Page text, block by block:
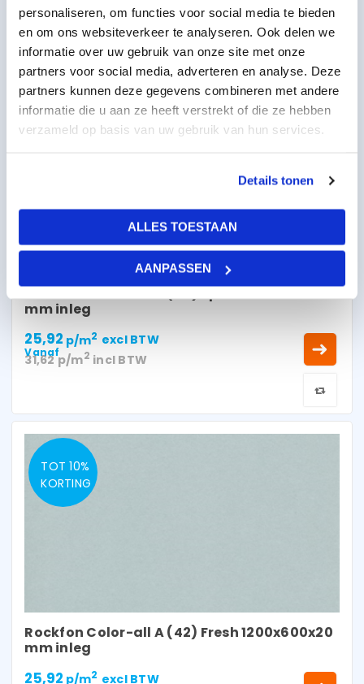
personaliseren, om functies voor social media te bieden
en om ons websiteverkeer te analyseren. Ook delen we
informatie over uw gebruik van onze site met onze
partners voor social media, adverteren en analyse. Deze
partners kunnen deze gegevens combineren met andere
informatie die u aan ze heeft verstrekt of die ze hebben
verzameld op basis van uw gebruik van hun services.
Details tonen
ALLES TOESTAAN
AANPASSEN
Vanaf
31,62p/m2incl BTW
TOT 10%
mm inleg
Vanaf
25,92 p/m2 excl BTW
31,62p/m2 incl BTW
TOT 10%
KORTING
Rockfon Color-all A (42) Fresh 1200x600x20
mm inleg
25,92 p/m2 excl BTW